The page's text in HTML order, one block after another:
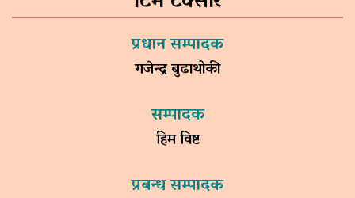
प्रधान सम्पादक
गजेन्द्र बुढाथोकी
सम्पादक
हिम विष्ट
प्रबन्ध सम्पादक